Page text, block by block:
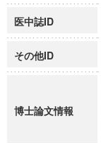
医中誌ID
その他ID
博士論文情報